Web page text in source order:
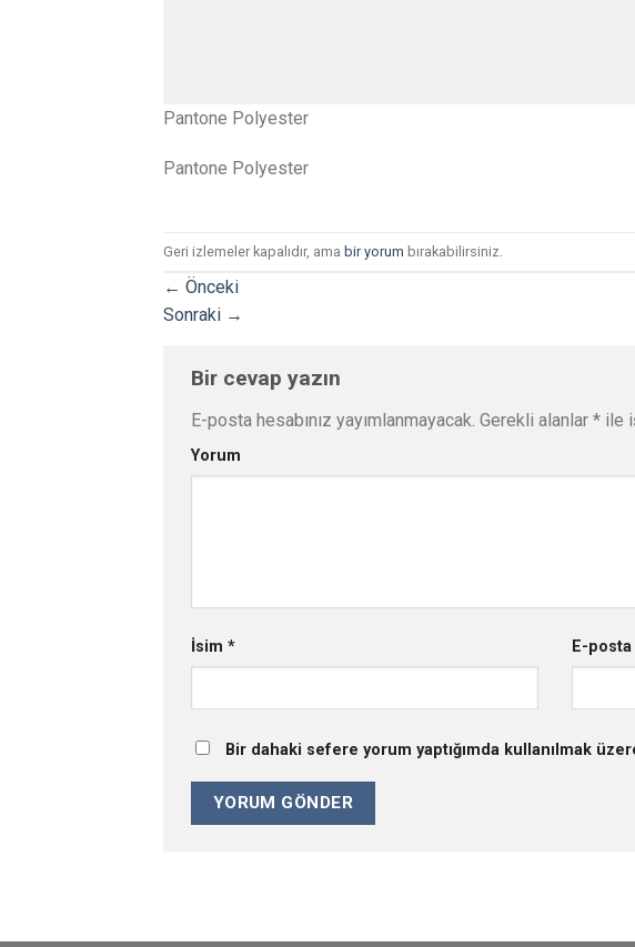
Pantone Polyester
Pantone Polyester
Geri izlemeler kapalıdır, ama bir yorum bırakabilirsiniz.
← Önceki
Sonraki →
Bir cevap yazın
E-posta hesabınız yayımlanmayacak. Gerekli alanlar * ile
Yorum
İsim * E-
Bir dahaki sefere yorum yaptığımda kullanılmak